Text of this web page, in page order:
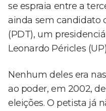
se espraia entre a
ainda sem candidato
(PDT), um
Leonardo Péricles
Nenhum deles era
ao poder, em 2002,
eleições. O petista já